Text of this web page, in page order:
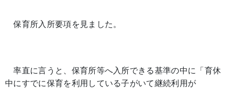
保育所入所要項を見ました。
率直に言うと、保育所等へ入所できる基準の中に「育休
中にすでに保育を利用している子がいて継続利用が